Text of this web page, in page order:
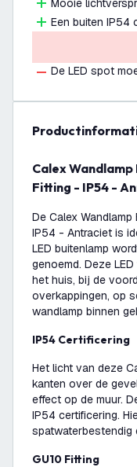
Mooie
Een buiten IP54
De LED spot
Calex Wandlamp Buiten - Tweezijdig - GU10
Fitting - IP54 -
De Calex
IP54 - Antraciet is
LED buitenlamp
genoemd. Deze
het huis, bij de
overkappingen, op
wandlamp binnen
IP54 Certificering
Het licht van deze
kanten over de
effect op de muur.
IP54 certificering.
spatwaterbestendig
GU10 Fitting